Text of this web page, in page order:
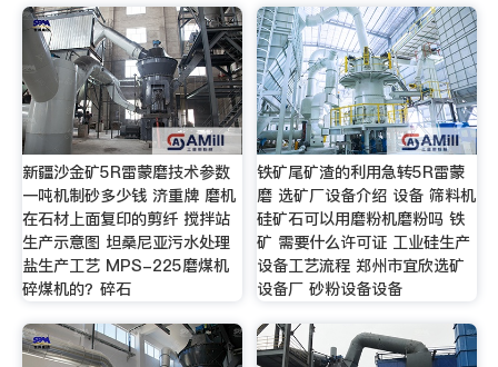
新疆沙金矿5R雷蒙磨技术参数
一吨机制砂多少钱 济重牌 磨机
在石材上面复印的剪纤 搅拌站
生产示意图 坦桑尼亚污水处理
盐生产工艺 MPS-225磨煤机
碎煤机的？碎石
铁矿尾矿渣的利用急转5R雷蒙
磨 选矿厂设备介绍 设备 筛料机
硅矿石可以用磨粉机磨粉吗 铁
矿 需要什么许可证 工业硅生产
设备工艺流程 郑州市宜欣选矿
设备厂 砂粉设备设备